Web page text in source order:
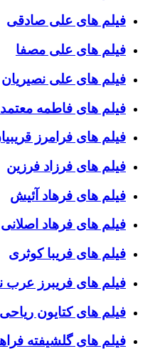
فیلم های علی صادقی
فیلم های علی مصفا
فیلم های علی نصیریان
فیلم های فاطمه معتمد
فیلم های فرامرز
فیلم های فرزاد فرزین
فیلم های فرهاد آئیش
فیلم های فرهاد اصلانی
فیلم های فریبا کوثری
فیلم های فریبرز عرب
فیلم های کتایون ریاحی
فیلم های گلشیفته